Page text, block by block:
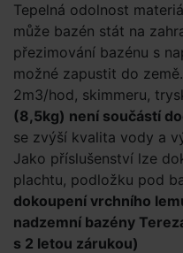
Tepelná odolnost
může bazén stát na
přezimování bazénu s
možné zapustit do
2m3/hod, skimmeru,
(8,5kg) není součástí
se zvýší kvalita vody a
Jako příslušenství lze
plachtu, podložku pod
dokoupení vrchního
nadzemní bazény
s 2 letou zárukou)